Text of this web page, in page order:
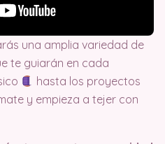
una amplia variedad de
te guiarán en cada
hasta los proyectos
y empieza a tejer con